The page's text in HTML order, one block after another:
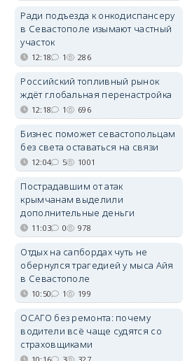
Ради подъезда к онкодиспансеру
в Севастополе изымают частный
участок
12:18 1 286
Российский топливный рынок
ждёт глобальная перенастройка
12:18 1 696
Бизнес поможет севастопольцам
без света оставаться на связи
12:04 5 1001
Пострадавшим от атак
крымчанам выделили
дополнительные деньги
11:03 0 978
Отдых на сапбордах чуть не
обернулся трагедией у мыса Айя
в Севастополе
10:50 1 199
ОСАГО без ремонта: почему
водители всё чаще судятся со
страховщиками